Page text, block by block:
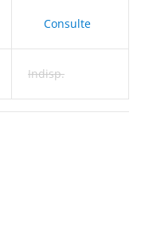
Consulte
Indisp.